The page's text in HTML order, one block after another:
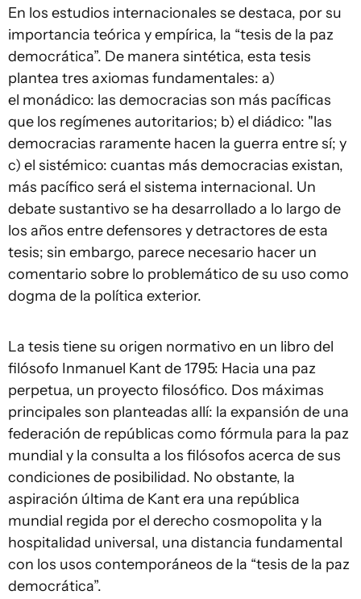
En los estudios internacionales se destaca, por su
importancia teórica y empírica, la “tesis de la paz
democrática”. De manera sintética, esta tesis
plantea tres axiomas fundamentales: a)
el monádico: las democracias son más pacíficas
que los regímenes autoritarios; b) el diádico: "las
democracias raramente hacen la guerra entre sí; y
c) el sistémico: cuantas más democracias existan,
más pacífico será el sistema internacional. Un
debate sustantivo se ha desarrollado a lo largo de
los años entre defensores y detractores de esta
tesis; sin embargo, parece necesario hacer un
comentario sobre lo problemático de su uso como
dogma de la política exterior.
La tesis tiene su origen normativo en un libro del
filósofo Inmanuel Kant de 1795: Hacia una paz
perpetua, un proyecto filosófico. Dos máximas
principales son planteadas allí: la expansión de una
federación de repúblicas como fórmula para la paz
mundial y la consulta a los filósofos acerca de sus
condiciones de posibilidad. No obstante, la
aspiración última de Kant era una república
mundial regida por el derecho cosmopolita y la
hospitalidad universal, una distancia fundamental
con los usos contemporáneos de la “tesis de la paz
democrática”.